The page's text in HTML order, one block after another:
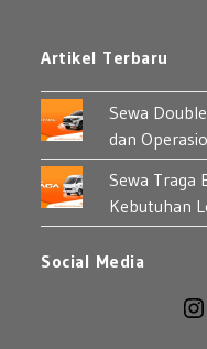
Artikel Terbaru
Sewa
dan
Sewa Traga
Kebutuhan
Social Media